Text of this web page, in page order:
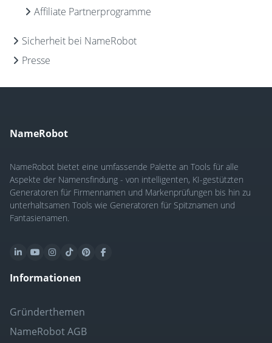
Affiliate Partnerprogramme
Sicherheit bei NameRobot
Presse
NameRobot
NameRobot bietet eine umfassende Palette an Tools für alle
Aspekte der Namensfindung - von intelligenten, KI-gestützten
Generatoren für Firmennamen und Markenprüfungen bis hin zu
unterhaltsamen Tools wie Generatoren für Spitznamen und
Fantasienamen.
Informationen
Gründerthemen
NameRobot AGB